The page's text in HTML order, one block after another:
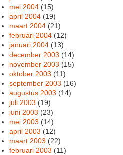
mei 2004 (15)
april 2004 (19)
maart 2004 (21)
februari 2004 (12)
januari 2004 (13)
december 2003 (14)
november 2003 (15)
oktober 2003 (11)
september 2003 (16)
augustus 2003 (14)
juli 2003 (19)
juni 2003 (23)
mei 2003 (14)
april 2003 (12)
maart 2003 (22)
februari 2003 (11)